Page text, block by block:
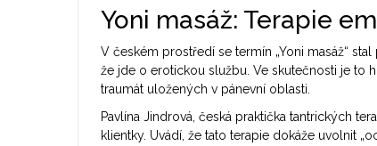
Yoni masáž: Terapie
V českém prostředí se termín „Yoni masáž“
že jde o erotickou službu. Ve skutečnosti je to
traumát uložených v pánevní oblasti.
Pavlína Jindrová, česká praktička tantrických
klientky. Uvádí, že tato terapie dokáže uvolnit